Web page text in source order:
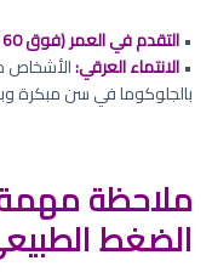
•التقدم في العمر (فوق 60 عامًا):
•الانتماء العرقي:الأشخاص
بالجلوكوما في سن مبكرة
ملاحظة
الضغط